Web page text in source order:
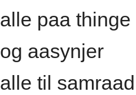
alle paa thinge
og aasynjer
alle til